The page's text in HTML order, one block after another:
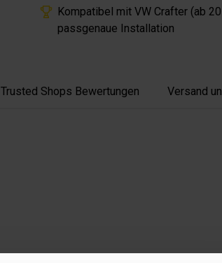
Kompatibel mit VW Crafter (ab
passgenaue Installation
Trusted Shops Bewertungen Versand